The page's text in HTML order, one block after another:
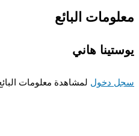
البائع
هاني
دخوللمشاهدة معلومات البائع